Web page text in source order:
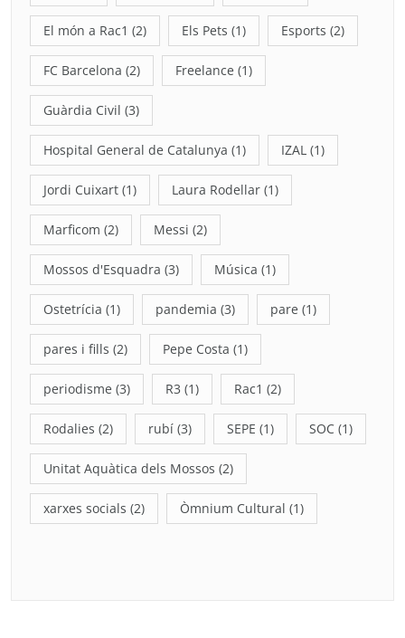
El món a Rac1 (2) Els Pets (1) Esports (2)
FC Barcelona (2) Freelance (1)
Guàrdia Civil (3)
Hospital General de Catalunya (1) IZAL (1)
Jordi Cuixart (1) Laura Rodellar (1)
Marficom (2) Messi (2)
Mossos d'Esquadra (3) Música (1)
Ostetrícia (1) pandemia (3) pare (1)
pares i fills (2) Pepe Costa (1)
periodisme (3) R3 (1) Rac1 (2)
Rodalies (2) rubí (3) SEPE (1) SOC (1)
Unitat Aquàtica dels Mossos (2)
xarxes socials (2) Òmnium Cultural (1)